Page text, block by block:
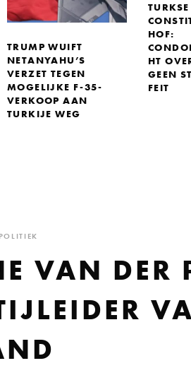
TRUMP WUIFT
NETANYAHU’S
VERZET TEGEN
MOGELIJKE F-35-
VERKOOP AAN
TURKIJE WEG
TURKSE
HOF:
HT
GEEN
FEIT
POLITIEK
VAN DER